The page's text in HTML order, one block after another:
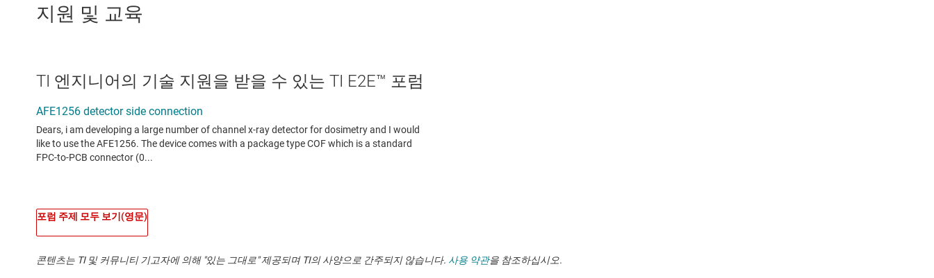
지원 및 교육
TI 엔지니어의 기술 지원을 받을 수 있는 TI E2E™ 포럼
포럼 주제 모두 보기(영문)
콘텐츠는 TI 및 커뮤니티 기고자에 의해 "있는 그대로" 제공되며 TI의 사양으로 간주되지 않습니다. 사용 약관을 참조하십시오.